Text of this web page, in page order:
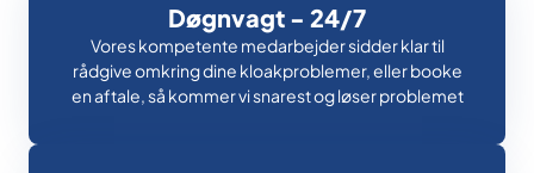
Døgnvagt - 24/7
Vores kompetente medarbejder sidder klar til
rådgive omkring dine kloakproblemer, eller booke
en aftale, så kommer vi snarest og løser problemet